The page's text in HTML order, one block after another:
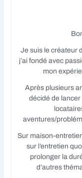
Je suis le créateur
j’ai fondé avec
mon
Après plusieurs
décidé de
aventures/
Sur maison-
sur l’entretien
prolonger la
d’autres